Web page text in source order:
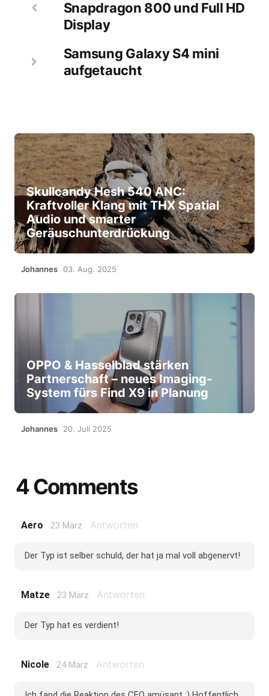
Snapdragon 800 und Full HD
Display
Samsung Galaxy S4 mini
aufgetaucht
Skullcandy Hesh 540 ANC:
Kraftvoller Klang mit THX Spatial
Audio und smarter
Geräuschunterdrückung
Johannes 03. Aug. 2025
OPPO & Hasselblad stärken
Partnerschaft – neues Imaging-
System fürs Find X9 in Planung
Johannes 20. Juli 2025
4 Comments
Aero 23 März Antworten
Der Typ ist selber schuld, der hat ja mal voll abgenervt!
Matze 23 März Antworten
Der Typ hat es verdient!
Nicole 24 März Antworten